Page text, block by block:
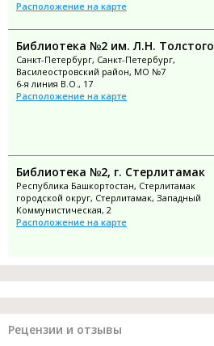
Расположение на карте
Библиотека №2 им. Л.Н. Толстого
Санкт-Петербург, Санкт-Петербург,
Василеостровский район, МО №7
6-я линия В.О., 17
Расположение на карте
Библиотека №2, г. Стерлитамак
Республика Башкортостан, Стерлитамак
городской округ, Стерлитамак, Западный
Коммунистическая, 2
Расположение на карте
Рецензии и отзывы